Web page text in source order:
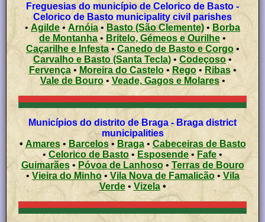
Freguesias do município de Celorico de Basto -
Celorico de Basto municipality civil parishes
• Agilde • Arnóia • Basto (São Clemente) • Borba
de Montanha• Britelo, Gémeos e Ourilhe •
Caçarilhe e Infesta• Canedo de Basto e Corgo•
Carvalho e Basto (Santa Tecla) • Codeçoso•
Fervença• Moreira do Castelo • Rego• Ribas•
Vale de Bouro• Veade, Gagos e Molares•
Municípios do distrito de Braga - Braga district
municipalities
• Amares• Barcelos• Braga• Cabeceiras de Basto
•
Celorico de Basto • Esposende • Fafe •
Guimarães• Póvoa de Lanhoso•
Terras de Bouro
• Vieira do Minho• Vila Nova de Famalicão• Vila
Verde• Vizela•